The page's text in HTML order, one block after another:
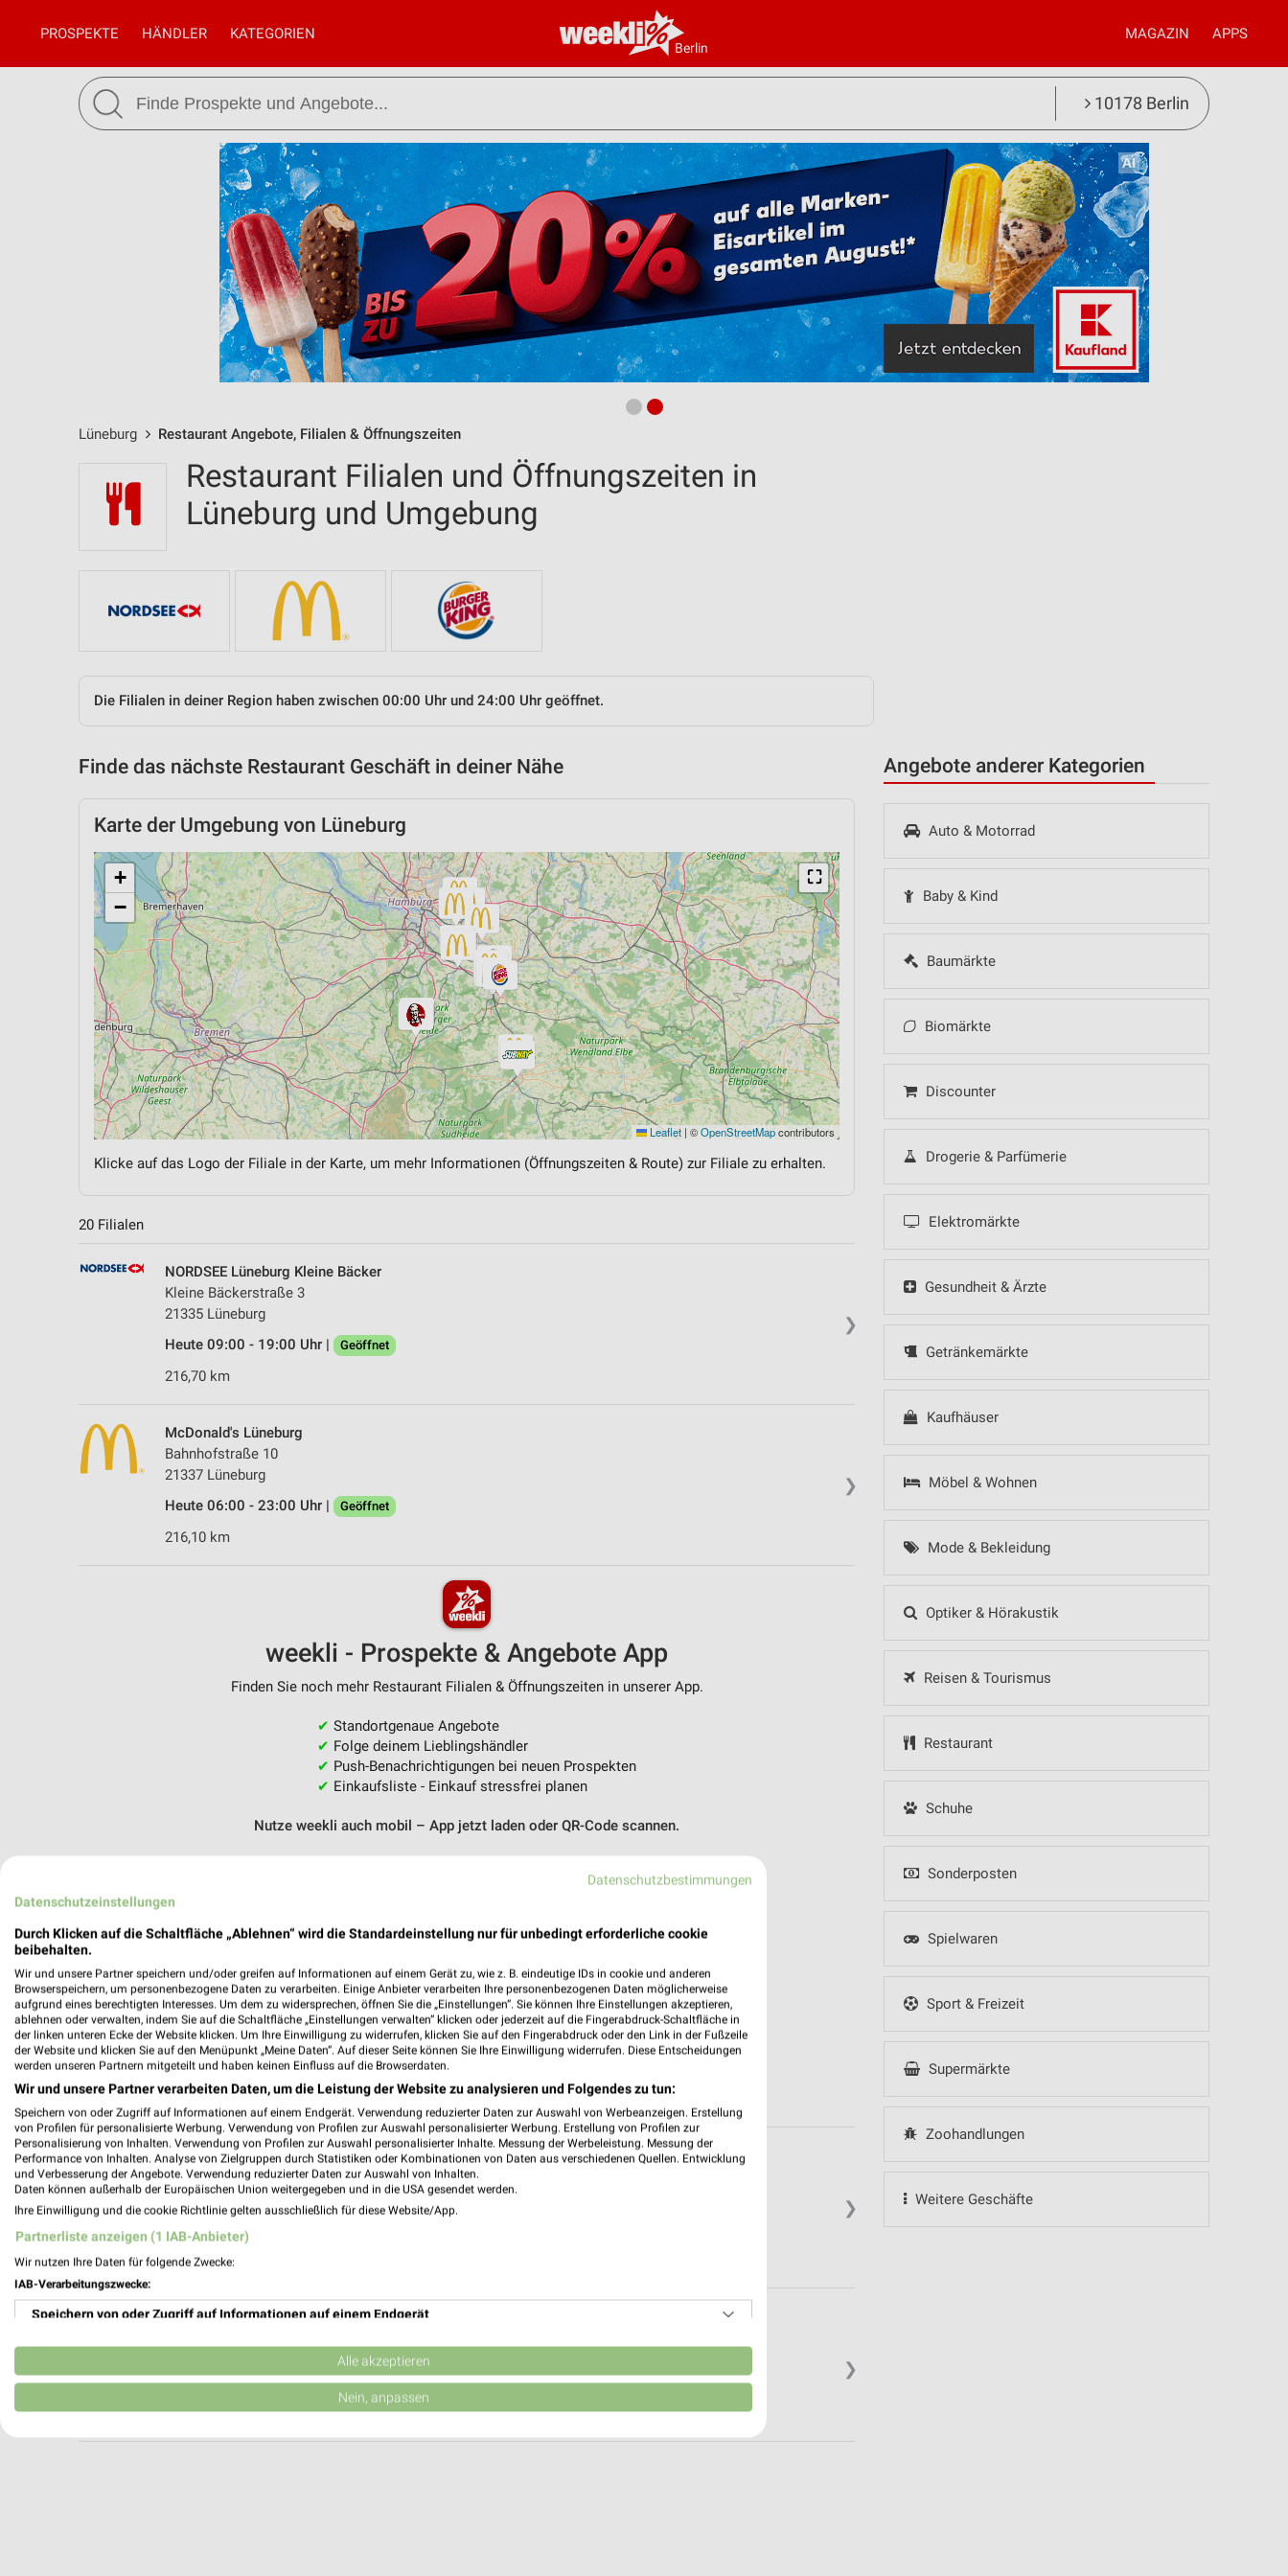
Berlin
PROSPEKTE HÄNDLER KATEGORIEN MAGAZIN APPS
10178 Berlin
Lüneburg Restaurant Angebote, Filialen & Öffnungszeiten
Angebote anderer Kategorien
Auto & Motorrad
Baby & Kind
Baumärkte
Biomärkte
Discounter
Drogerie & Parfümerie
Elektromärkte
Gesundheit & Ärzte
Getränkemärkte
Kaufhäuser
Möbel & Wohnen
Mode & Bekleidung
Optiker & Hörakustik
Reisen & Tourismus
Restaurant
Schuhe
Sonderposten
Spielwaren
Sport & Freizeit
Supermärkte
Zoohandlungen
Weitere Geschäfte
Restaurant Filialen und Öffnungszeiten in
Lüneburg und Umgebung
Die Filialen in deiner Region haben zwischen 00:00 Uhr und 24:00 Uhr geöffnet.
Finde das nächste Restaurant Geschäft in deiner Nähe
Karte der Umgebung von Lüneburg
⛶
+
−
Leaflet | ©OpenStreetMapcontributors
Klicke auf das Logo der Filiale in der Karte, um mehr Informationen (Öffnungszeiten & Route) zur Filiale zu erhalten.
20 Filialen
❯
NORDSEE Lüneburg Kleine Bäcker
Kleine Bäckerstraße 3
21335 Lüneburg
Heute 09:00 - 19:00 Uhr |
Geöffnet
216,70 km
❯
McDonald's Lüneburg
Bahnhofstraße 10
21337 Lüneburg
Heute 06:00 - 23:00 Uhr |
Geöffnet
216,10 km
weekli - Prospekte & Angebote App
Finden Sie noch mehr Restaurant Filialen & Öffnungszeiten in unserer App.
✔ Standortgenaue Angebote
✔ Folge deinem Lieblingshändler
✔ Push-Benachrichtigungen bei neuen Prospekten
✔ Einkaufsliste - Einkauf stressfrei planen
Nutze weekli auch mobil – App jetzt laden oder QR-Code scannen.
❯
McDonald's Lüneburg
Bei der Pferdehütte 1-3
21339 Lüneburg
Heute 00:00 - 24:00 Uhr |
218,14 km
❯
Burger King Lüneburg
Heute 09:00 - 00:00 Uhr | Geöffnet
Datenschutzbestimmungen
Datenschutzeinstellungen
Durch Klicken auf die Schaltfläche „Ablehnen“ wird die Standardeinstellung nur für unbedingt erforderliche cookie
beibehalten.
Wir und unsere Partner speichern und/oder greifen auf Informationen auf einem Gerät zu, wie z. B. eindeutige IDs in cookie und anderen
Browserspeichern, um personenbezogene Daten zu verarbeiten. Einige Anbieter verarbeiten Ihre personenbezogenen Daten möglicherweise
aufgrund eines berechtigten Interesses. Um dem zu widersprechen, öffnen Sie die „Einstellungen“. Sie können Ihre Einstellungen akzeptieren,
ablehnen oder verwalten, indem Sie auf die Schaltfläche „Einstellungen verwalten“ klicken oder jederzeit auf die Fingerabdruck-Schaltfläche in
der linken unteren Ecke der Website klicken. Um Ihre Einwilligung zu widerrufen, klicken Sie auf den Fingerabdruck oder den Link in der Fußzeile
der Website und klicken Sie auf den Menüpunkt „Meine Daten“. Auf dieser Seite können Sie Ihre Einwilligung widerrufen. Diese Entscheidungen
werden unseren Partnern mitgeteilt und haben keinen Einfluss auf die Browserdaten.
Wir und unsere Partner verarbeiten Daten, um die Leistung der Website zu analysieren und Folgendes zu tun:
Speichern von oder Zugriff auf Informationen auf einem Endgerät. Verwendung reduzierter Daten zur Auswahl von Werbeanzeigen. Erstellung
von Profilen für personalisierte Werbung. Verwendung von Profilen zur Auswahl personalisierter Werbung. Erstellung von Profilen zur
Personalisierung von Inhalten. Verwendung von Profilen zur Auswahl personalisierter Inhalte. Messung der Werbeleistung. Messung der
Performance von Inhalten. Analyse von Zielgruppen durch Statistiken oder Kombinationen von Daten aus verschiedenen Quellen. Entwicklung
und Verbesserung der Angebote. Verwendung reduzierter Daten zur Auswahl von Inhalten.
Daten können außerhalb der Europäischen Union weitergegeben und in die USA gesendet werden.
Ihre Einwilligung und die cookie Richtlinie gelten ausschließlich für diese Website/App.
Partnerliste anzeigen (1 IAB-Anbieter)
Wir nutzen Ihre Daten für folgende Zwecke:
IAB-Verarbeitungszwecke:
Speichern von oder Zugriff auf Informationen auf einem Endgerät
Verwendung reduzierter Daten zur Auswahl von Werbeanzeigen
Erstellung von Profilen für personalisierte Werbung
Alle akzeptieren
Nein, anpassen